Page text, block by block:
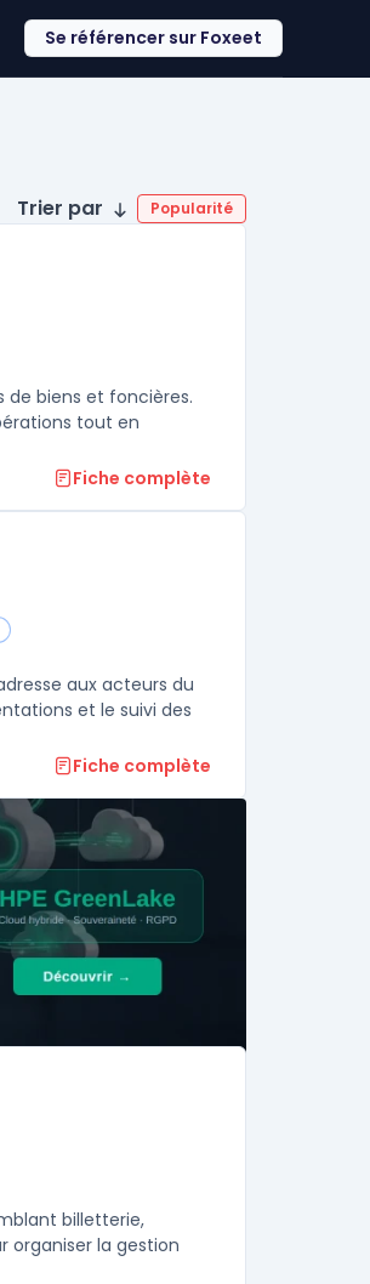
Se référencer sur Foxeet
Trier par Popularité
de biens et foncières.
tout en
Fiche complète
aux acteurs du
et le suivi des
Fiche complète
billetterie,
organiser la gestion